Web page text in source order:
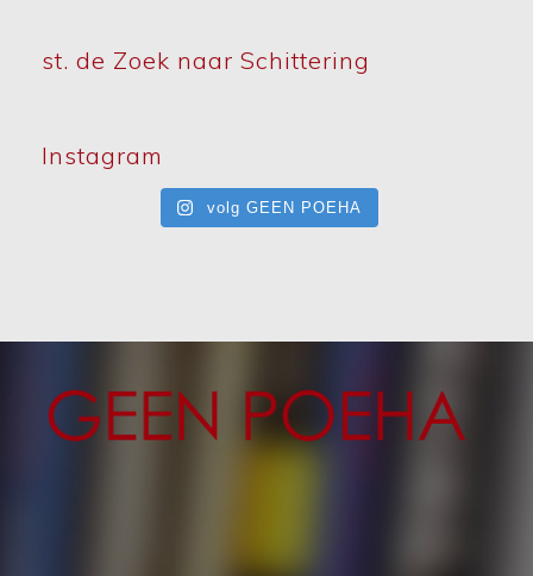
st. de Zoek naar Schittering
Instagram
volg GEEN POEHA